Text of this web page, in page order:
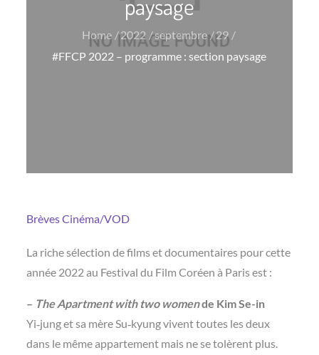
paysage
Home 2022 septembre
29
#FFCP 2022 – programme : section paysage
BrèvesCinéma/VOD
La riche sélection de films et documentaires pour cette
année 2022 au Festival du Film Coréen à Paris est :
– The Apartment with two womende Kim Se-in
Yi‑jung et sa mère Su‑kyung vivent toutes les deux
dans le même appartement mais ne se tolèrent plus.